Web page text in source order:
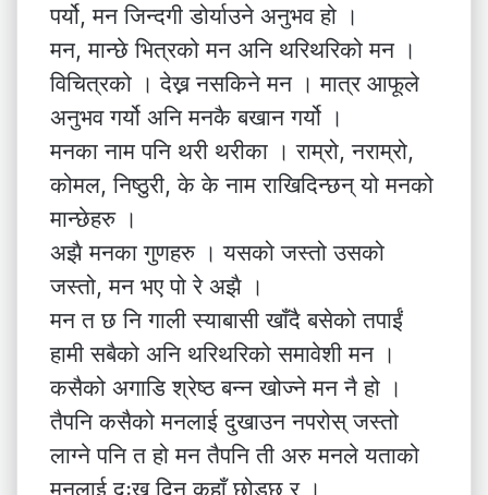
पर्यो, मन जिन्दगी डोर्याउने अनुभव हो ।
मन, मान्छे भित्रको मन अनि थरिथरिको मन ।
विचित्रको । देख्न नसकिने मन । मात्र आफूले
अनुभव गर्यो अनि मनकै बखान गर्यो ।
मनका नाम पनि थरी थरीका । राम्रो, नराम्रो,
कोमल, निष्ठुरी, के के नाम राखिदिन्छन् यो मनको
मान्छेहरु ।
अझै मनका गुणहरु । यसको जस्तो उसको
जस्तो, मन भए पो रे अझै ।
मन त छ नि गाली स्याबासी खाँदै बसेको तपाईं
हामी सबैको अनि थरिथरिको समावेशी मन ।
कसैको अगाडि श्रेष्ठ बन्न खोज्ने मन नै हो ।
तैपनि कसैको मनलाई दुखाउन नपरोस् जस्तो
लाग्ने पनि त हो मन तैपनि ती अरु मनले यताको
मनलाई दुःख दिन कहाँ छोड्छ र ।